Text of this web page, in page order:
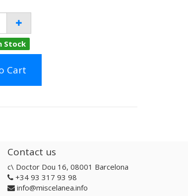
Stock
Cart
Contact us
c\ Doctor Dou 16, 08001 Barcelona
+34 93 317 93 98
info@miscelanea.info